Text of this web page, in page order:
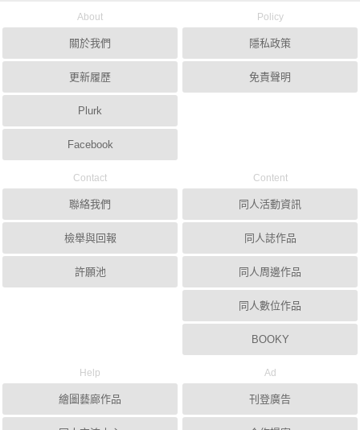
About
關於我們
更新履歷
Plurk
Facebook
Policy
隱私政策
免責聲明
Contact
聯絡我們
檢舉與回報
許願池
Content
同人活動資訊
同人誌作品
同人周邊作品
同人數位作品
BOOKY
Help
繪圖藝廊作品
Ad
刊登廣告